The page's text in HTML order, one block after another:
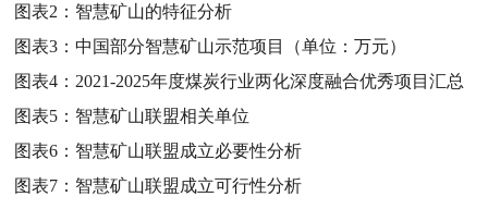
图表2： 智慧矿山的特征分析
图表3：中国部分智慧矿山示范项目（单位：万元）
图表4： 2021-2025年度煤炭行业两化深度融合优秀项目汇总
图表5： 智慧矿山联盟相关单位
图表6： 智慧矿山联盟成立必要性分析
图表7： 智慧矿山联盟成立可行性分析